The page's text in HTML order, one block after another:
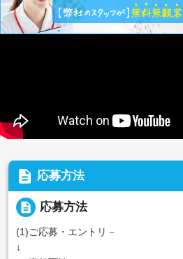
description 応募方法
description 応募方法
(1)ご応募・エントリ－
↓